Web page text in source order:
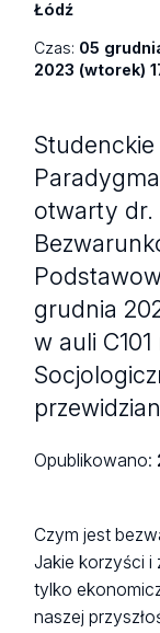
Łódź
Czas: 05
2023 (wtorek)
Studenckie
otwarty dr.
grudnia
w auli
Opublikowano:
Czym jest
Jakie korzyści i
tylko
naszej